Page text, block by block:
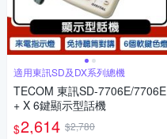
適用東訊SD及DX系列總機
TECOM 東訊SD-7706E/7706E
+ X 6鍵顯示型話機
$2,614 $2,780